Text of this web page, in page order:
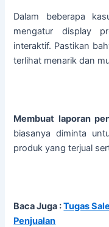
Dalam beberapa
mengatur display
interaktif. Pastikan
terlihat menarik dan
Membuat laporan
biasanya diminta
produk yang terjual
Baca Juga :Tugas
Penjualan